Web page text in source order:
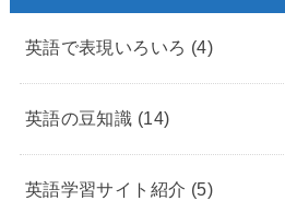
英語で表現いろいろ (4)
英語の豆知識 (14)
英語学習サイト紹介 (5)